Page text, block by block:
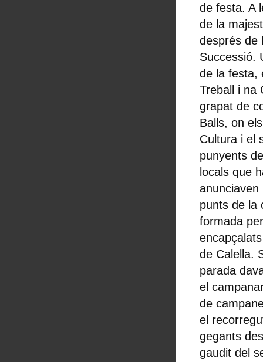
de festa. A
de la
després de
Successió.
de la festa,
Treball i na
grapat de
Balls, on
Cultura i el
punyents
locals que
anunciaven
punts de la
formada
de Calella.
parada
el
de
el
gegants
gaudit del